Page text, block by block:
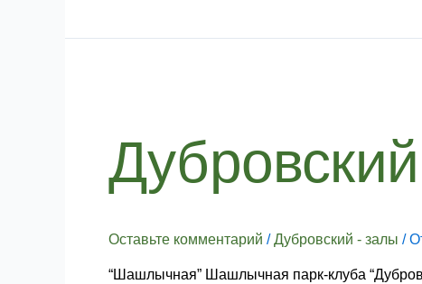
Оставьте комментарий /Дубровский - залы /
“Шашлычная” Шашлычная парк-клуба